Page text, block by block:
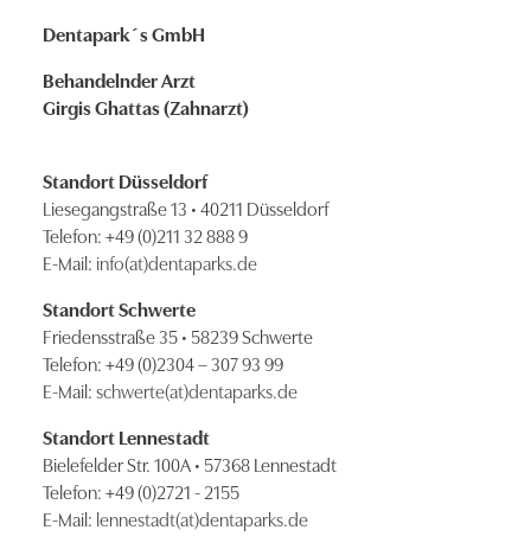
Dentapark´s GmbH
Behandelnder Arzt
Girgis Ghattas (Zahnarzt)
Standort Düsseldorf
Liesegangstraße 13 • 40211 Düsseldorf
Telefon: +49 (0)211 32 888 9
E-Mail: info(at)dentaparks.de
Standort Schwerte
Friedensstraße 35 • 58239 Schwerte
Telefon: +49 (0)2304 – 307 93 99
E-Mail:schwerte(at)dentaparks.de
Standort Lennestadt
Bielefelder Str. 100A • 57368 Lennestadt
Telefon: +49 (0)2721 - 2155
E-Mail: lennestadt(at)dentaparks.de